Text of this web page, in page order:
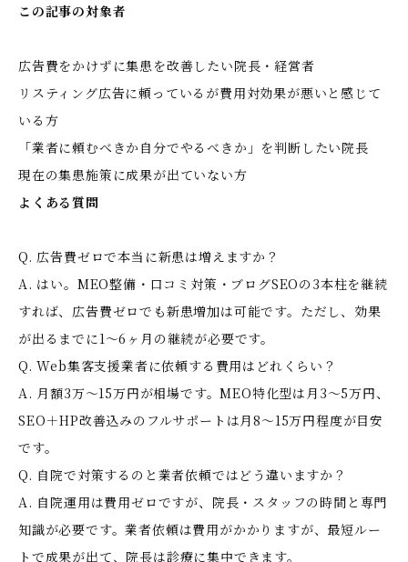
この記事の対象者
広告費をかけずに集患を改善したい院長・経営者
リスティング広告に頼っているが費用対効果が悪いと感じて
いる方
「業者に頼むべきか自分でやるべきか」を判断したい院長
現在の集患施策に成果が出ていない方
よくある質問
Q. 広告費ゼロで本当に新患は増えますか？
A. はい。MEO整備・口コミ対策・ブログSEOの3本柱を継続
すれば、広告費ゼロでも新患増加は可能です。ただし、効果
が出るまでに1〜6ヶ月の継続が必要です。
Q. Web集客支援業者に依頼する費用はどれくらい？
A. 月額3万〜15万円が相場です。MEO特化型は月3〜5万円、
SEO＋HP改善込みのフルサポートは月8〜15万円程度が目安
です。
Q. 自院で対策するのと業者依頼ではどう違いますか？
A. 自院運用は費用ゼロですが、院長・スタッフの時間と専門
知識が必要です。業者依頼は費用がかかりますが、最短ルー
トで成果が出て、院長は診療に集中できます。